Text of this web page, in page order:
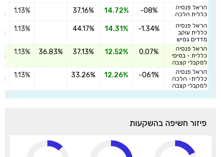
הראל פנסיה
כללית הלכה
-08%
14.72%
37.16%
1.13%
הראל פנסיה
כללית עוקב
מדדים גמיש
-1.34%
14.31%
44.17%
1.13%
הראל פנסיה
כללית - בסיסי
למקבלי קצבה
0.07%
12.52%
37.13%
36.83%
1.13%
הראל פנסיה
כללית- הלכה
למקבלי קצבה
-061%
12.26%
33.26%
1.13%
פיזור חשיפה בהשקעות